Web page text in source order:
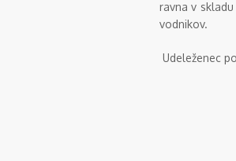
ravna v
vodnikov.
Udeleženec